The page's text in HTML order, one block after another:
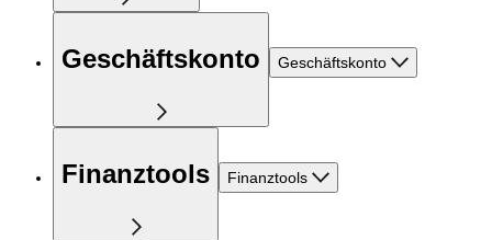
Geschäftskonto Geschäftskonto
Finanztools Finanztools